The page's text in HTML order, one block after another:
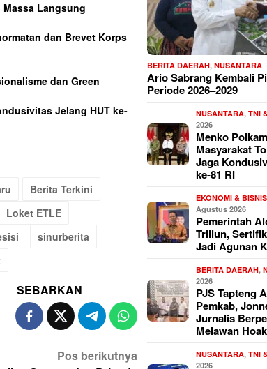
Langsung
dan Brevet Korps
dan Green
Jelang HUT ke-
Berita Terkini
Loket ETLE
sinurberita
SEBARKAN
Pos berikutnya
BERITA DAERAH,NUSANTARA
Ario Sabrang Kembali
Periode 2026–2029
NUSANTARA,TNI
2026
Menko
Masyarakat
Jaga
ke-81 RI
EKONOMI & BISNIS
Agustus 2026
Pemerintah
Triliun,
Jadi Agunan
BERITA DAERAH,
2026
PJS Tapteng
Pemkab,
Jurnalis
Melawan
NUSANTARA,TNI
2026